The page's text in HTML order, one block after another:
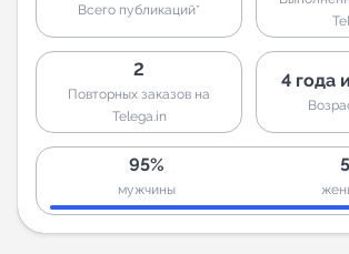
Всего публикаций*
2
Повторных заказов на
Telega.in
4 года
95%
мужчины